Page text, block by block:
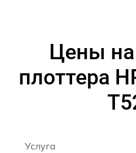
Цены
плоттера
Услуга